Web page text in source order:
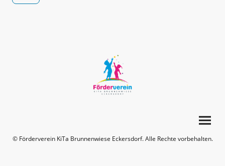
© Förderverein KiTa Brunnenwiese Eckersdorf. Alle Rechte vorbehalten.